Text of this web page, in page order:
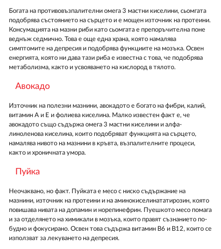
Богата на противовъзпалителни омега 3 мастни киселини, сьомгата
подобрява състоянието на сърцето и е мощен източник на протеини.
Консумацията на мазни риби като сьомгата е препоръчителна поне
веднъж седмично. Това е още една храна, която намалява
симптомите на депресия и подобрява функциите на мозъка. Освен
енергията, която ни дава тази риба е известна с това, че подобрява
метаболизма, както и усвояването на кислород в тялото.
Авокадо
Източник на полезни мазнини, авокадото е богато на фибри, калий,
витамин А и Е и фолиева киселина. Малко известен факт е, че
авокадото също съдържа омега 3 мастни киселини и алфа-
линоленова киселина, които подобряват функцията на сърцето,
намалява нивото на мазнини в кръвта, възпалителните процеси,
както и хроничната умора.
Пуйка
Неочаквано, но факт. Пуйката е месо с ниско съдържание на
мазнини, източник на протеини и на аминокиселинататирозин, която
повишава нивата на допамин и норепинефрин. Пуешкото месо помага
и за отделянето на химикали в мозъка, които правят съзнанието по-
будно и фокусирано. Освен това съдържа витамин В6 и В12, които се
използват за лекуването на депресия.